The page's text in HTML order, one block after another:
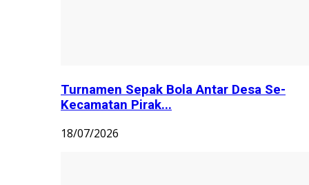
Turnamen Sepak Bola Antar Desa Se-
Kecamatan Pirak...
18/07/2026